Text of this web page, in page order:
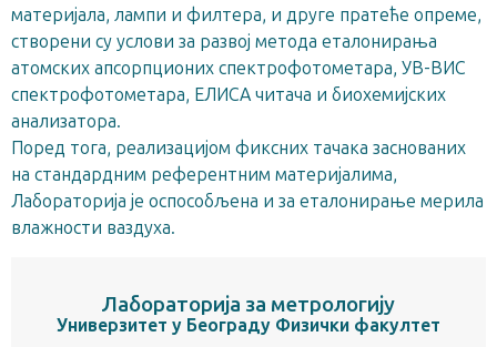
материјала, лампи и филтера, и друге пратеће опреме,
створени су услови за развој метода еталонирања
атомских апсорпционих спектрофотометара, УВ-ВИС
спектрофотометара, ЕЛИСА читача и биохемијских
анализатора.
Поред тога, реализацијом фиксних тачака заснованих
на стандардним референтним материјалима,
Лабораторија је оспособљена и за еталонирање мерила
влажности ваздуха.
Лабораторија за метрологију
Универзитет у Београду Физички факултет